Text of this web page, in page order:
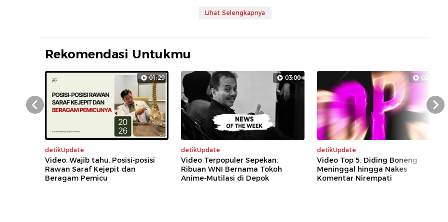
Lihat Selengkapnya
Rekomendasi Untukmu
01:29
detikUpdate
Video: Wajib tahu, Posisi-posisi
Rawan Saraf Kejepit dan
Beragam Pemicu
03:00
detikUpdate
Video Terpopuler Sepekan:
Ribuan WNI Bernama Tokoh
Anime-Mutilasi di Depok
02:33
detikUpdate
Video Top 5: Diding Boneng
Meninggal hingga Nakes
Komentar Nirempati
Prev Next